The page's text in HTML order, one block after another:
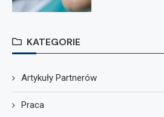
KATEGORIE
Artykuły Partnerów
Praca